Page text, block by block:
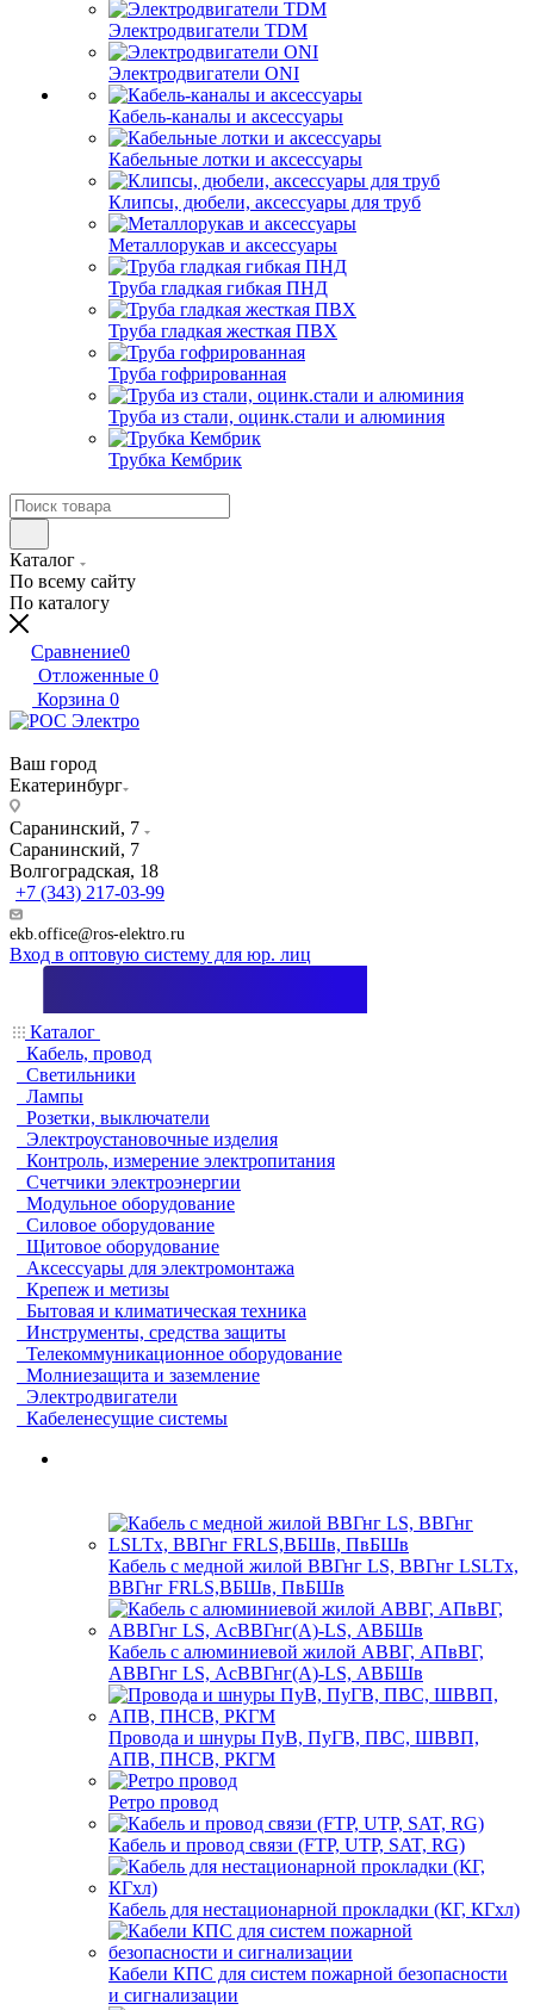
Электродвигатели TDM
Электродвигатели ONI
Кабель-каналы и аксессуары
Кабельные лотки и аксессуары
Клипсы, дюбели, аксессуары для труб
Металлорукав и аксессуары
Труба гладкая гибкая ПНД
Труба гладкая жесткая ПВХ
Труба гофрированная
Труба из стали, оцинк.стали и алюминия
Трубка Кембрик
Каталог
По всему сайту
По каталогу
Сравнение0
Отложенные 0
Корзина 0
Ваш город
Екатеринбург
Саранинский, 7
Саранинский, 7
Волгоградская, 18
+7 (343) 217-03-99
ekb.office@ros-elektro.ru
Вход в оптовую систему для юр. лиц
Каталог
Кабель, провод
Светильники
Лампы
Розетки, выключатели
Электроустановочные изделия
Контроль, измерение электропитания
Счетчики электроэнергии
Модульное оборудование
Силовое оборудование
Щитовое оборудование
Аксессуары для электромонтажа
Крепеж и метизы
Бытовая и климатическая техника
Инструменты, средства защиты
Телекоммуникационное оборудование
Молниезащита и заземление
Электродвигатели
Кабеленесущие системы
Кабель с медной жилой ВВГнг LS, ВВГнг LSLTx,
ВВГнг FRLS,ВБШв, ПвБШв
Кабель с алюминиевой жилой АВВГ, АПвВГ,
АВВГнг LS, АсВВГнг(А)-LS, АВБШв
Провода и шнуры ПуВ, ПуГВ, ПВС, ШВВП,
АПВ, ПНСВ, РКГМ
Ретро провод
Кабель и провод связи (FTP, UTP, SAT, RG)
Кабель для нестационарной прокладки (КГ, КГхл)
Кабели КПС для систем пожарной безопасности
и сигнализации